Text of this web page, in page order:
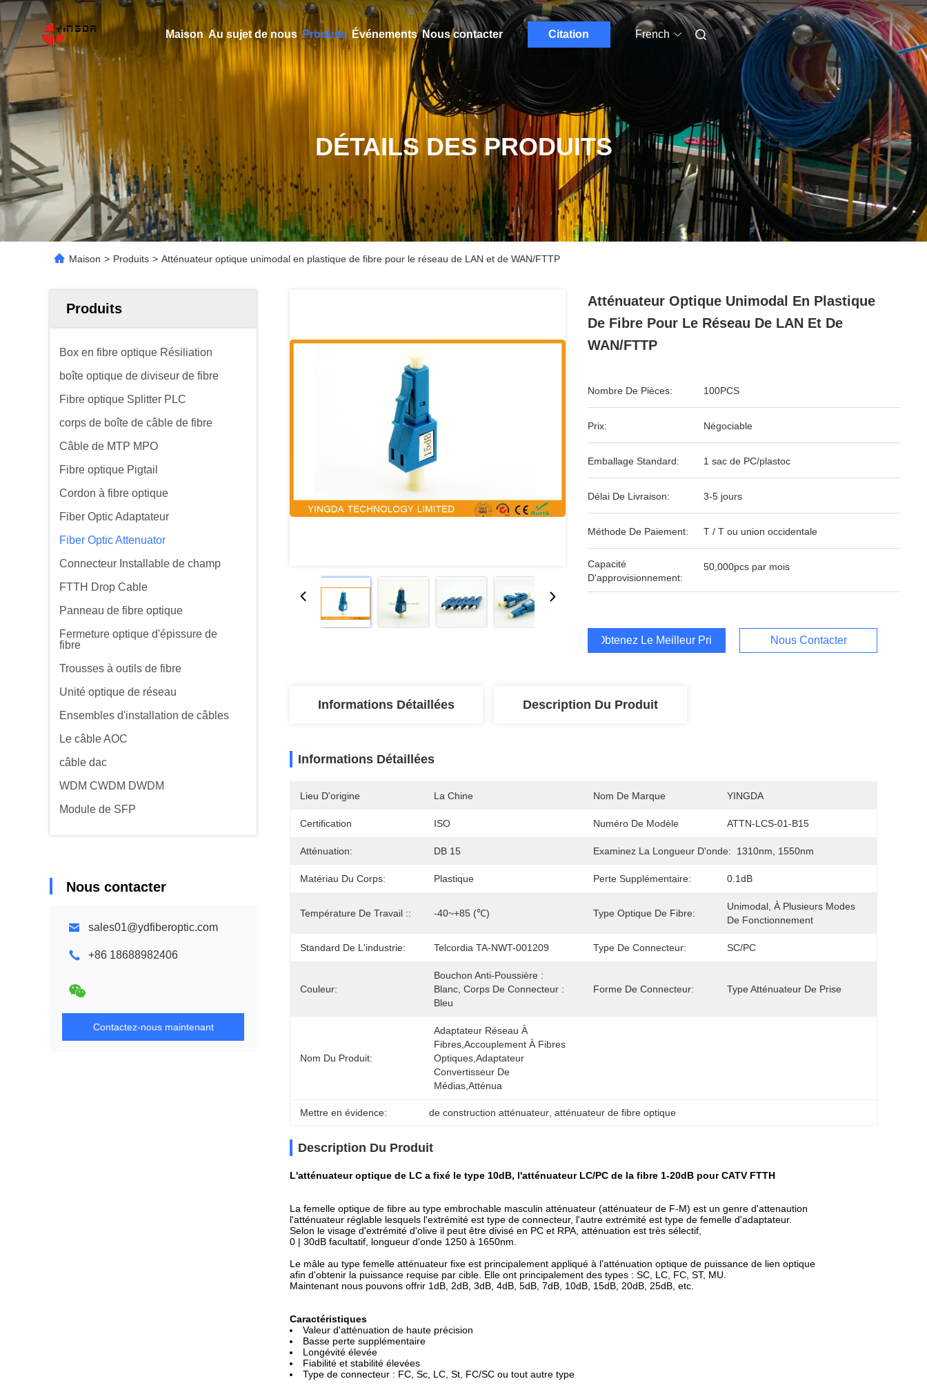
Maison Au sujet de nous Produits Événements Nous contacter Citation French
DÉTAILS DES PRODUITS
Maison > Produits > Atténuateur optique unimodal en plastique de fibre pour le réseau de LAN et de WAN/FTTP
Produits
Box en fibre optique Résiliation
boîte optique de diviseur de fibre
Fibre optique Splitter PLC
corps de boîte de câble de fibre
Câble de MTP MPO
Fibre optique Pigtail
Cordon à fibre optique
Fiber Optic Adaptateur
Fiber Optic Attenuator
Connecteur Installable de champ
FTTH Drop Cable
Panneau de fibre optique
Fermeture optique d'épissure de
fibre
Trousses à outils de fibre
Unité optique de réseau
Ensembles d'installation de câbles
Le câble AOC
câble dac
WDM CWDM DWDM
Module de SFP
Nous contacter
sales01@ydfiberoptic.com
+86 18688982406
Contactez-nous maintenant
Atténuateur Optique Unimodal En Plastique
De Fibre Pour Le Réseau De LAN Et De
WAN/FTTP
Nombre De Pièces: 100PCS
Prix: Négociable
Emballage Standard: 1 sac de PC/plastoc
Délai De Livraison: 3-5 jours
Méthode De Paiement: T / T ou union occidentale
Capacité
D'approvisionnement:
50,000pcs par mois
Obtenez Le Meilleur Prix Nous Contacter
Informations Détaillées Description Du Produit
Informations Détaillées
Lieu D'origine La Chine Nom De Marque YINGDA
Certification ISO Numéro De Modèle ATTN-LCS-01-B15
Atténuation: DB 15 Examinez La Longueur D'onde: 1310nm, 1550nm
Matériau Du Corps: Plastique Perte Supplémentaire: 0.1dB
Température De Travail :: -40~+85 (℃) Type Optique De Fibre:
Unimodal, À Plusieurs Modes
De Fonctionnement
Standard De L'industrie: Telcordia TA-NWT-001209 Type De Connecteur: SC/PC
Couleur:
Bouchon Anti-Poussière :
Blanc, Corps De Connecteur :
Bleu
Forme De Connecteur: Type Atténuateur De Prise
Nom Du Produit:
Adaptateur Réseau À
Fibres,accouplement À Fibres
Optiques,adaptateur
Convertisseur De
Médias,atténua
Mettre en évidence: de construction atténuateur , atténuateur de fibre optique
Description Du Produit
L'atténuateur optique de LC a fixé le type 10dB, l'atténuateur LC/PC de la fibre 1-20dB pour CATV FTTH
La femelle optique de fibre au type embrochable masculin atténuateur (atténuateur de F-M) est un genre d'attenaution
l'atténuateur réglable lesquels l'extrémité est type de connecteur, l'autre extrémité est type de femelle d'adaptateur.
Selon le visage d'extrémité d'olive il peut être divisé en PC et RPA, atténuation est très sélectif,
0 | 30dB facultatif, longueur d'onde 1250 à 1650nm.
Le mâle au type femelle atténuateur fixe est principalement appliqué à l'atténuation optique de puissance de lien optique
afin d'obtenir la puissance requise par cible. Elle ont principalement des types : SC, LC, FC, ST, MU.
Maintenant nous pouvons offrir 1dB, 2dB, 3dB, 4dB, 5dB, 7dB, 10dB, 15dB, 20dB, 25dB, etc.
Caractéristiques
Valeur d'atténuation de haute précision
Basse perte supplémentaire
Longévité élevée
Fiabilité et stabilité élevées
Type de connecteur : FC, Sc, LC, St, FC/SC ou tout autre type